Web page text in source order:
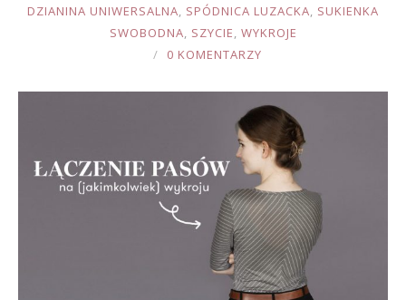
JOULE
DZIANINA UNIWERSALNA, SPÓDNICA LUZACKA, SUKIENKA
SWOBODNA, SZYCIE, WYKROJE
0 KOMENTARZY